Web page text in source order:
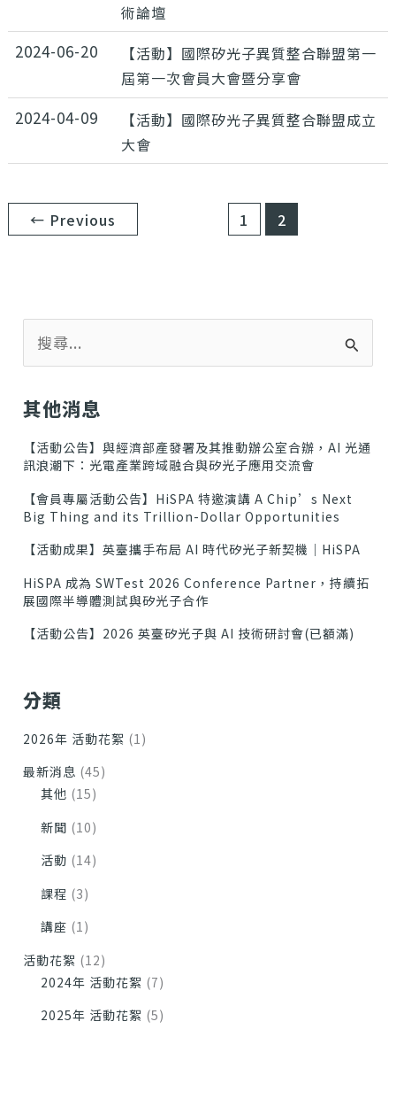
術論壇
【活動】國際矽光子異質整合聯盟第一
屆第一次會員大會暨分享會
2024-06-20
【活動】國際矽光子異質整合聯盟成立
大會
2024-04-09
← Previous 1 2
字
其他消息
【活動公告】與經濟部產發署及其推動辦公室合辦，AI 光通
訊浪潮下：光電產業跨域融合與矽光子應用交流會
【會員專屬活動公告】HiSPA 特邀演講 A Chip’s Next
Big Thing and its Trillion-Dollar Opportunities
【活動成果】英臺攜手布局 AI 時代矽光子新契機｜HiSPA
HiSPA 成為 SWTest 2026 Conference Partner，持續拓
展國際半導體測試與矽光子合作
【活動公告】2026 英臺矽光子與 AI 技術研討會(已額滿)
分類
2026年 活動花絮 (1)
最新消息 (45)
其他 (15)
新聞 (10)
活動 (14)
課程 (3)
講座 (1)
活動花絮 (12)
2024年 活動花絮 (7)
2025年 活動花絮 (5)